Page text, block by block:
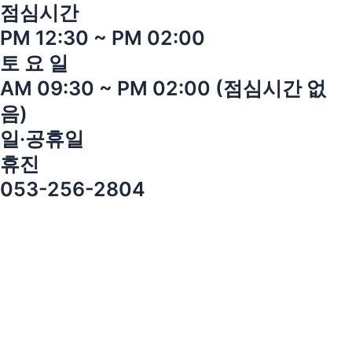
점심시간
PM 12:30 ~ PM 02:00
토 요 일
AM 09:30 ~ PM 02:00 (점심시간 없
음)
일·공휴일
휴진
053-256-2804